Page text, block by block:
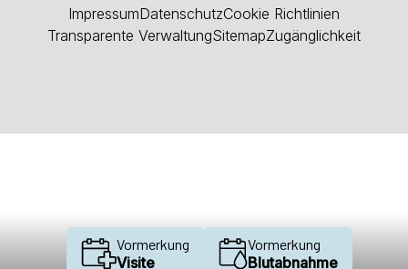
ImpressumDatenschutzCookie Richtlinien
Transparente VerwaltungSitemapZugänglichkeit
Vormerkung
Visite
Vormerkung
Blutabnahme